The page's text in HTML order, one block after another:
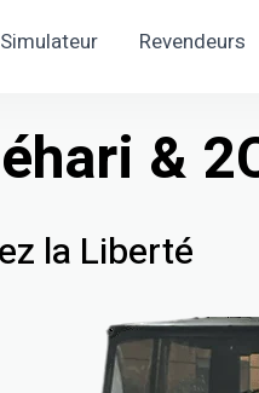
Simulateur Revendeurs
&
la Liberté